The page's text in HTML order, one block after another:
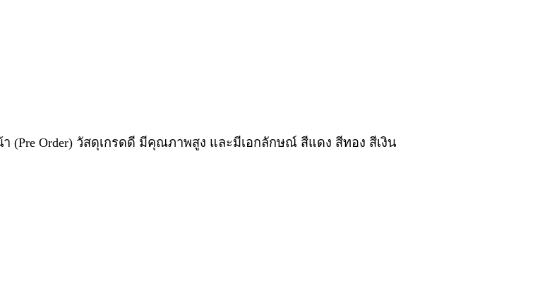
(Pre Order) วัสดุเกรดดี มีคุณภาพสูง และมีเอกลักษณ์ สีแดง สีทอง สีเงิน